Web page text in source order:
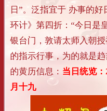
日”。泛指宜于 办事的
环计》第四折：“今日是
银台门，敦请太师入朝
的指示行事，为的就是
的黄历信息： 当日统览
月十九